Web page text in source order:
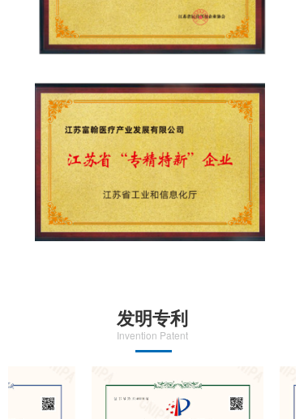
发明专利
Invention Patent